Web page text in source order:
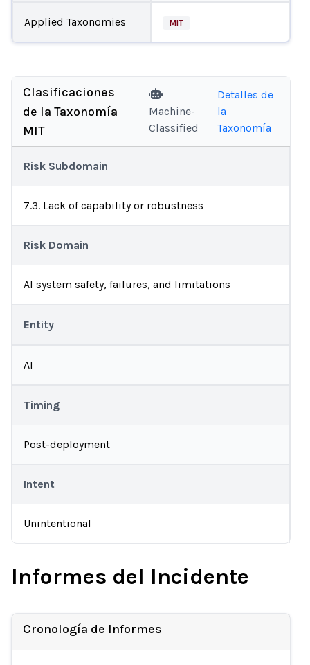
Applied Taxonomies MIT
Clasificaciones
de la Taxonomía
MIT
Machine-
Classified
Detalles de
la
Taxonomía
Risk Subdomain
7.3. Lack of capability or robustness
Risk Domain
AI system safety, failures, and limitations
Entity
AI
Timing
Post-deployment
Intent
Unintentional
Informes del Incidente
Cronología de Informes